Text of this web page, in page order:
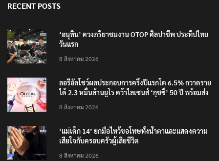
RECENT POSTS
‘อนุทิน’ ควงภริยาชมงาน OTOP ศิลปาชีพ ประทีปไทย
วันแรก
8 สิงหาคม 2026
ลอรีอัลโชว์ผลประกอบการครึ่งปีแรกโต 6.5% กวาดราย
ได้ 2.3 หมื่นล้านยูโร คว้าไลเซนส์ ‘กุชชี่’ 50 ปี พร้อมส่ง
8 สิงหาคม 2026
‘แม่เด็ก 14’ ยกมือไหว้ขอโทษทั้งน้ำตาและแสดงความ
เสียใจกับครอบครัวผู้เสียชีวิต
8 สิงหาคม 2026